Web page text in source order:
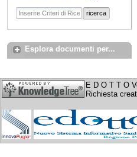
ricerca
Esplora documenti per...
E D O T T O
Richiesta